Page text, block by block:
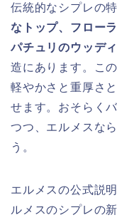
伝統的なシプレの特
なトップ、フロー
パチュリのウッデ
造にあります。こ
軽やかさと重厚さ
せます。おそらく
つつ、エルメスな
う。
エルメスの公式説
ルメスのシプレの